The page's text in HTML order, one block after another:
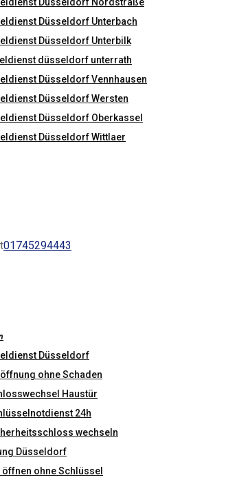
Düsseldorf Unterbach
Düsseldorf Unterbilk
düsseldorf unterrath
Düsseldorf Vennhausen
Düsseldorf Wersten
Düsseldorf Oberkassel
Düsseldorf Wittlaer
01745294443
Düsseldorf
ohne Schaden
Haustür
24h
wechseln
Düsseldorf
öffnen ohne Schlüssel